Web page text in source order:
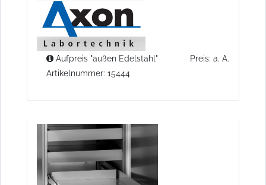
Aufpreis "außen Edelstahl"
Artikelnummer: 15444
Preis: a. A.